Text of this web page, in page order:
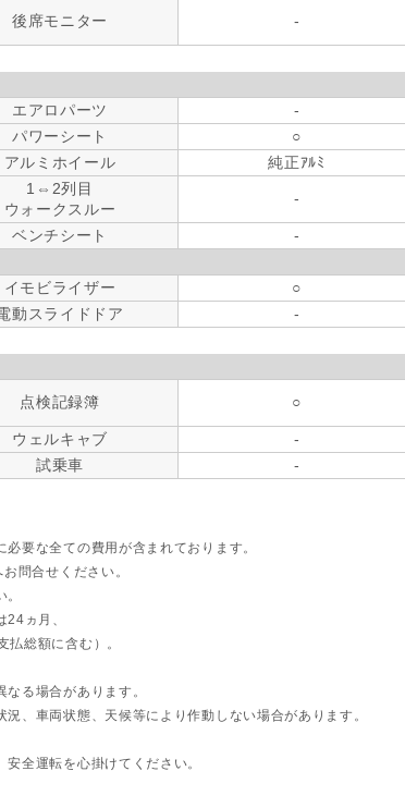
後席モニター -
エアロパーツ
-
パワーシート
○
アルミホイール 純正ｱﾙﾐ
1⇔2列目
ウォークスルー
-
ベンチシート
-
イモビライザー
○
動スライドドア
-
点検記録簿 ○
ウェルキャブ
-
試乗車 -
要な全ての費用が含まれております。
問合せください。
ヵ月、
総額に含む）。
る場合があります。
、車両状態、天候等により作動しない場合があります。
全運転を心掛けてください。